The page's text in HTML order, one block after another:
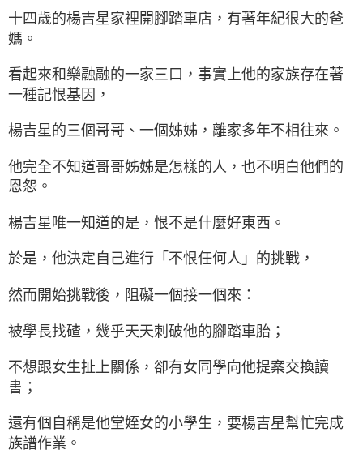
十四歲的楊吉星家裡開腳踏車店，有著年紀很大的爸
媽。
看起來和樂融融的一家三口，事實上他的家族存在著
一種記恨基因，
楊吉星的三個哥哥、一個姊姊，離家多年不相往來。
他完全不知道哥哥姊姊是怎樣的人，也不明白他們的
恩怨。
楊吉星唯一知道的是，恨不是什麼好東西。
於是，他決定自己進行「不恨任何人」的挑戰，
然而開始挑戰後，阻礙一個接一個來：
被學長找碴，幾乎天天刺破他的腳踏車胎；
不想跟女生扯上關係，卻有女同學向他提案交換讀
書；
還有個自稱是他堂姪女的小學生，要楊吉星幫忙完成
族譜作業。